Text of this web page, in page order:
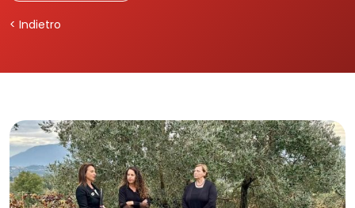
< Indietro